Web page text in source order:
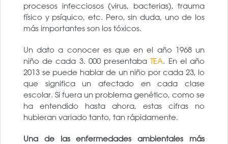
procesos infecciosos (virus, bacterias), trauma
físico y psíquico, etc. Pero, sin duda, uno de los
más importantes son los tóxicos.
Un dato a conocer es que en el año 1968 un
niño de cada 3. 000 presentabaTEA. En el año
2013 se puede hablar de un niño por cada 23, lo
que significa un afectado en cada clase
escolar. Si fuera un problema genético, como se
ha entendido hasta ahora, estas cifras no
hubieran variado tanto, tan rápidamente.
Una de las enfermedades ambientales más